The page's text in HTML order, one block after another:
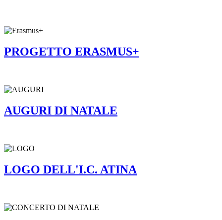
PROGETTO ERASMUS+
AUGURI DI NATALE
LOGO DELL'I.C. ATINA